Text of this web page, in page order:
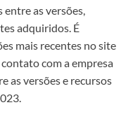
entre as versões,
adquiridos. É
mais recentes no site
com a empresa
as versões e recursos